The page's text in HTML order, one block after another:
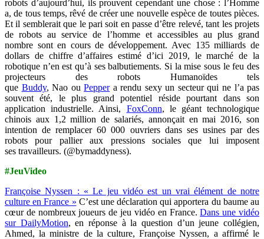
robots d’aujourd’hui, ils prouvent cependant une chose : l’Homme
a, de tous temps, rêvé de créer une nouvelle espèce de toutes pièces.
Et il semblerait que le pari soit en passe d’être relevé, tant les projets
de robots au service de l’homme et accessibles au plus grand
nombre sont en cours de développement. Avec 135 milliards de
dollars de chiffre d’affaires estimé d’ici 2019, le marché de la
robotique n’en est qu’à ses balbutiements. Si la mise sous le feu des
projecteurs des robots Humanoïdes tels
que Buddy, Nao ou Pepper a rendu sexy un secteur qui ne l’a pas
souvent été, le plus grand potentiel réside pourtant dans son
application industrielle. Ainsi,
FoxConn, le géant technologique
chinois aux 1,2 million de salariés, annonçait en mai 2016, son
intention de remplacer 60 000 ouvriers dans ses usines par des
robots pour pallier aux pressions sociales que lui imposent
ses travailleurs. (@bymaddyness).
#JeuVideo
Françoise Nyssen : « Le jeu vidéo est un vrai élément de notre
culture en France » C’est une déclaration qui apportera du baume au
cœur de nombreux joueurs de jeu vidéo en France.Dans une vidéo
sur DailyMotion, en réponse à la question d’un jeune collégien,
Ahmed, la ministre de la culture, Françoise Nyssen, a affirmé le